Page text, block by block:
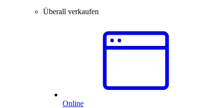
Überall verkaufen
Online